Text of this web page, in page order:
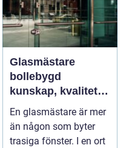
Glasmästare
bollebygd
kunskap, kvalitet
och smarta
glaslösningar
En glasmästare är mer
än någon som byter
trasiga fönster. I en ort